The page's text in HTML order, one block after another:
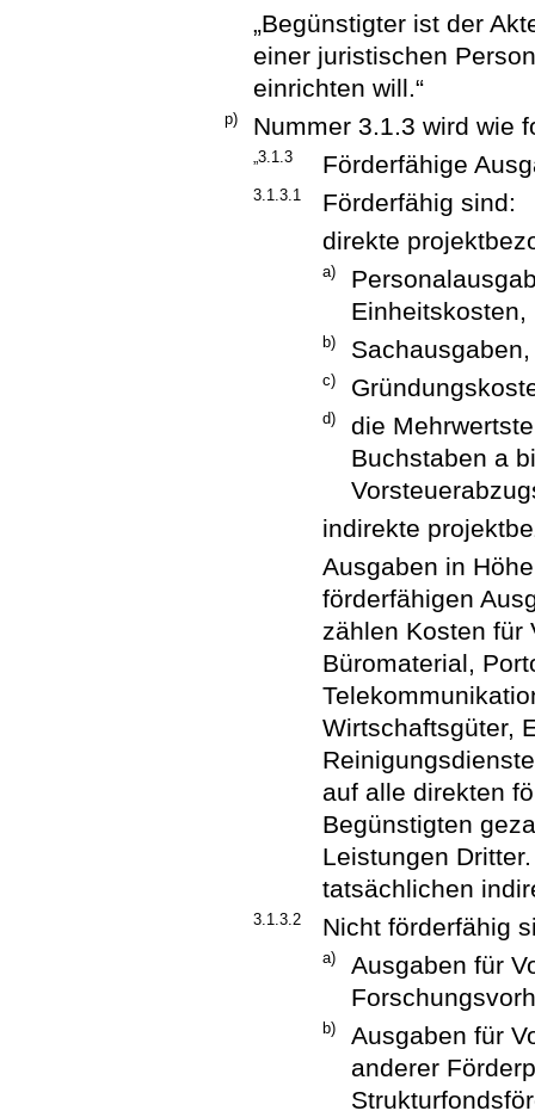
„Begünstigter ist der
einer juristischen
einrichten will.“
p) Nummer 3.1.3 wird wie
„3.1.3 Förderfähige
3.1.3.1
Förderfähig sind:
direkte
a)
Einheitskosten,
b) Sachausgaben,
c)
d)
die
Buchstaben a
indirekte
Ausgaben in
förderfähigen
zählen Kosten für
Büromaterial,
Wirtschaftsgüter,
auf alle direkten
Begünstigten
Leistungen
tatsächlichen
3.1.3.2 Nicht förderfähig
a)
Ausgaben für
b)
Ausgaben für
anderer